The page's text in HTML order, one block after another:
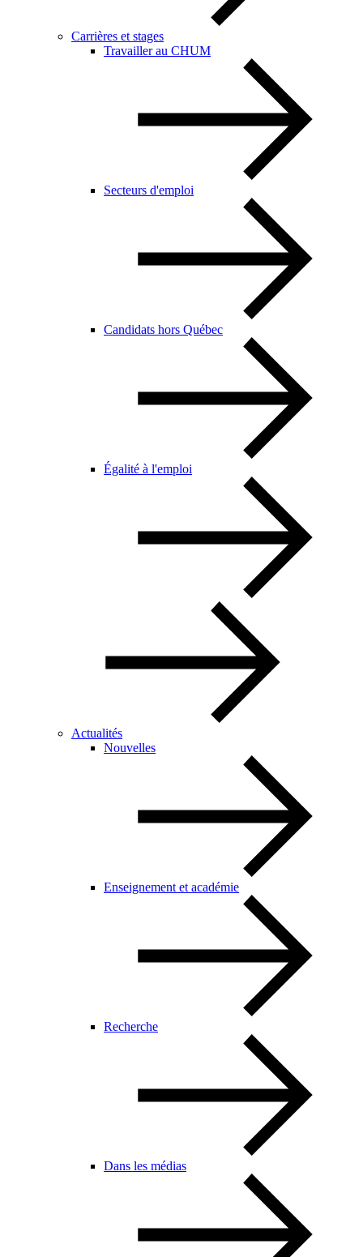
Carrières et stages
Travailler au CHUM
Secteurs d'emploi
Candidats hors Québec
Égalité à l'emploi
Actualités
Nouvelles
Enseignement et académie
Recherche
Dans les médias